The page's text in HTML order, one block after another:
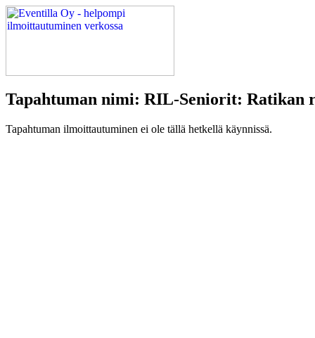
Tapahtuman nimi: RIL-Seniorit: Ratikan
Tapahtuman ilmoittautuminen ei ole tällä hetkellä käynnissä.